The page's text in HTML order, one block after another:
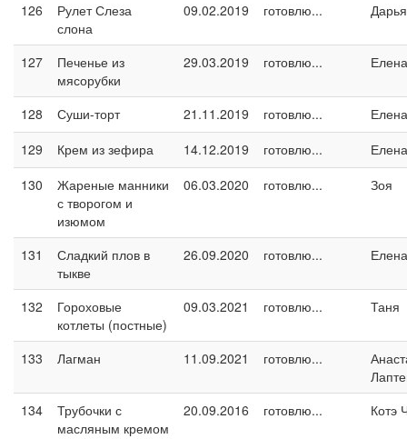
126
Рулет Слеза
слона
09.02.2019 готовлю... Дарья
127
Печенье из
мясорубки
29.03.2019 готовлю...
128 Суши-торт 21.11.2019 готовлю...
129
Крем из зефира 14.12.2019 готовлю...
130
Жареные манники
с творогом и
изюмом
06.03.2020 готовлю... Зоя
131
Сладкий плов в
тыкве
26.09.2020 готовлю...
132
Гороховые
котлеты (постные)
09.03.2021 готовлю... Таня
133 Лагман 11.09.2021 готовлю...
134
Трубочки с
масляным кремом
20.09.2016 готовлю... Котэ